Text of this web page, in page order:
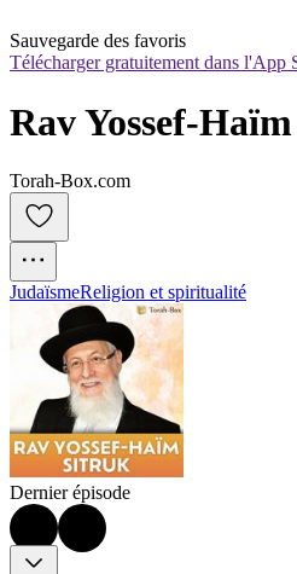
Sauvegarde des favoris
Télécharger gratuitement dans l'App
Rav Yossef-
Torah-Box.com
JudaïsmeReligion et spiritualité
Dernier épisode